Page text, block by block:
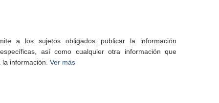
a los sujetos obligados publicar la información
así como cualquier otra información que
información. Ver más